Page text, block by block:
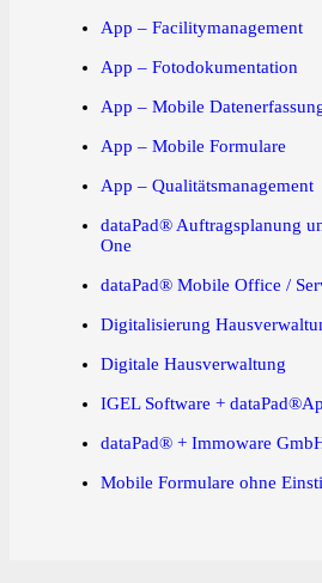
App – Facilitymanagement
App – Fotodokumentation
App – Mobile
App – Mobile Formulare
App – Qualitätsmanagement
dataPad® Auftragsplanung
One
dataPad® Mobile Office /
Digitalisierung
Digitale Hausverwaltung
IGEL Software +
dataPad® + Immoware
Mobile Formulare ohne